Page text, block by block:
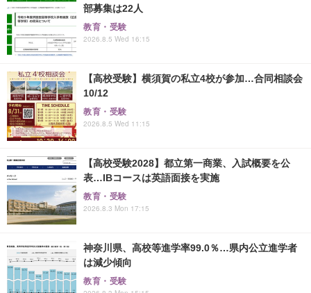
部募集は22人
教育・受験
2026.8.5 Wed 16:15
【高校受験】横須賀の私立4校が参加…合同相談会
10/12
教育・受験
2026.8.5 Wed 11:15
【高校受験2028】都立第一商業、入試概要を公
表…IBコースは英語面接を実施
教育・受験
2026.8.3 Mon 17:15
神奈川県、高校等進学率99.0％…県内公立進学者
は減少傾向
教育・受験